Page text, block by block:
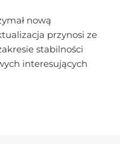
nową
przynosi ze
stabilności
interesujących
pocztowego Zimbra